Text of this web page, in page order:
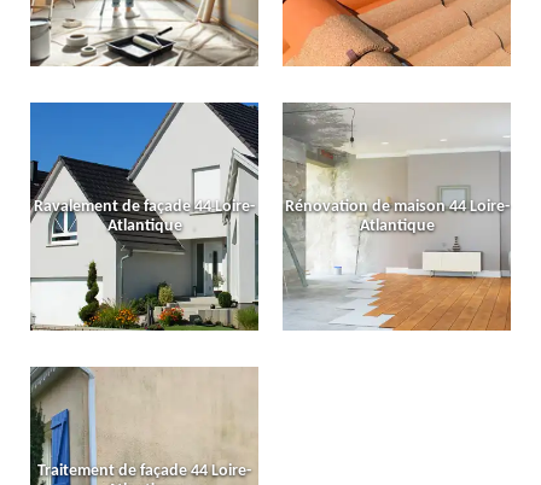
Ravalement de façade 44 Loire-
Atlantique
Rénovation de maison 44 Loire-
Atlantique
Traitement de façade 44 Loire-